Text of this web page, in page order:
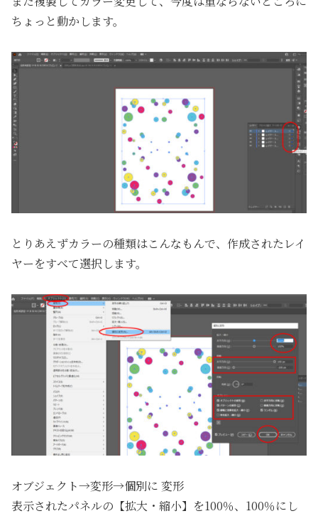
ちょっと動かします。
とりあえずカラーの種類はこんなもんで、作成されたレイ
ヤーをすべて選択します。
オブジェクト→変形→個別に 変形
表示されたパネルの【拡大・縮小】を100％、100％にし